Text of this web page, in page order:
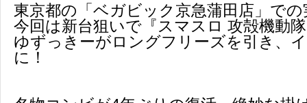
東京都の「ベガビック京急蒲田店」での
今回は新台狙いで『スマスロ 攻殻機動
ゆずっきーがロングフリーズを引き、
に！